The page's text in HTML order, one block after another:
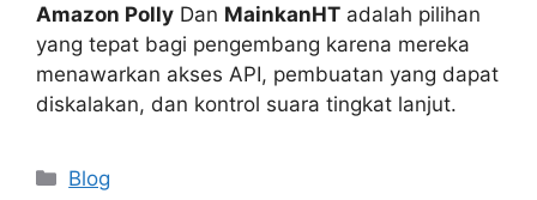
Amazon Polly Dan MainkanHT adalah pilihan
yang tepat bagi pengembang karena mereka
menawarkan akses API, pembuatan yang dapat
diskalakan, dan kontrol suara tingkat lanjut.
Categories
Blog